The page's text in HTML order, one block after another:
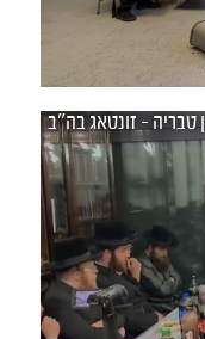
טבריה - זונטאג בה"ב